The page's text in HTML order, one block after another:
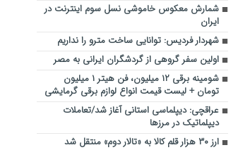
شمارش معکوس خاموشی نسل سوم اینترنت در
ایران
شهردار فردیس: توانایی ساخت مترو را نداریم
اولین سفر گروهی از گردشگران ایرانی به مصر
شومینه برقی ۱۲ میلیون، فن هیتر ۱ میلیون
تومان + لیست قیمت انواع لوازم برقی گرمایشی
عراقچی: دیپلماسی استانی آغاز شد/تعاملات
‌دیپلماتیک در مرزها
ارز ۳۰ هزار قلم کالا به «تالار دوم» منتقل شد